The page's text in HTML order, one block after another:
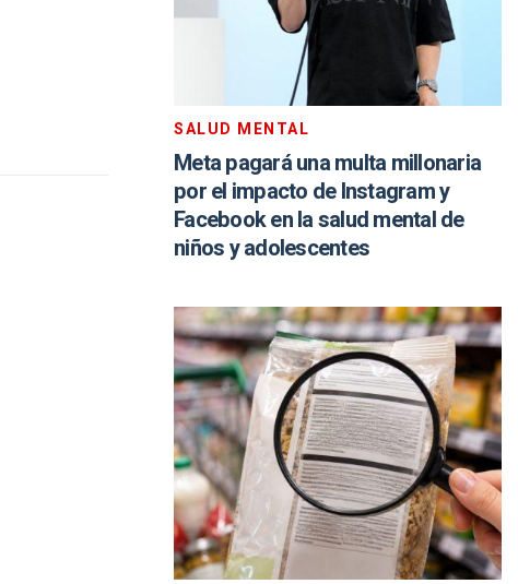
SALUD MENTAL
Meta pagará una multa millonaria
por el impacto de Instagram y
Facebook en la salud mental de
niños y adolescentes